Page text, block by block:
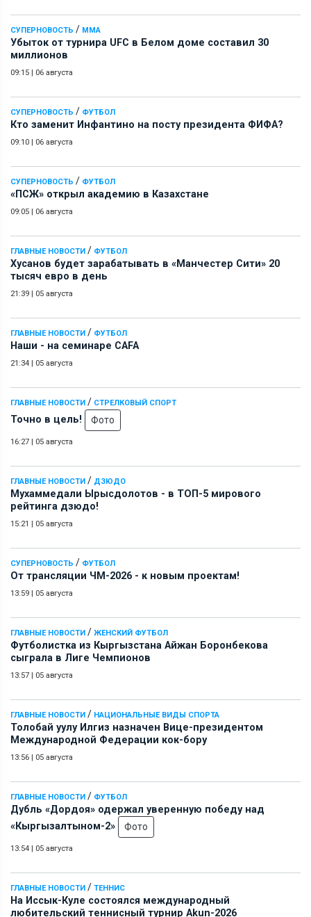
СУПЕРНОВОСТЬ / ММА
Убыток от турнира UFC в Белом доме составил 30
миллионов
09:15 | 06 августа
СУПЕРНОВОСТЬ / ФУТБОЛ
Кто заменит Инфантино на посту президента ФИФА?
09:10 | 06 августа
СУПЕРНОВОСТЬ / ФУТБОЛ
«ПСЖ» открыл академию в Казахстане
09:05 | 06 августа
ГЛАВНЫЕ НОВОСТИ / ФУТБОЛ
Хусанов будет зарабатывать в «Манчестер Сити» 20
тысяч евро в день
21:39 | 05 августа
ГЛАВНЫЕ НОВОСТИ / ФУТБОЛ
Наши - на семинаре СAFA
21:34 | 05 августа
ГЛАВНЫЕ НОВОСТИ / СТРЕЛКОВЫЙ СПОРТ
Точно в цель! Фото
16:27 | 05 августа
ГЛАВНЫЕ НОВОСТИ / ДЗЮДО
Мухаммедали Ырысдолотов - в ТОП-5 мирового
рейтинга дзюдо!
15:21 | 05 августа
СУПЕРНОВОСТЬ / ФУТБОЛ
От трансляции ЧМ-2026 - к новым проектам!
13:59 | 05 августа
ГЛАВНЫЕ НОВОСТИ / ЖЕНСКИЙ ФУТБОЛ
Футболистка из Кыргызстана Айжан Боронбекова
сыграла в Лиге Чемпионов
13:57 | 05 августа
ГЛАВНЫЕ НОВОСТИ / НАЦИОНАЛЬНЫЕ ВИДЫ СПОРТА
Толобай уулу Илгиз назначен Вице-президентом
Международной Федерации кок-бору
13:56 | 05 августа
ГЛАВНЫЕ НОВОСТИ / ФУТБОЛ
Дубль «Дордоя» одержал уверенную победу над
«Кыргызалтыном-2»
Фото
13:54 | 05 августа
ГЛАВНЫЕ НОВОСТИ / ТЕННИС
На Иссык-Куле состоялся международный
любительский теннисный турнир Akun-2026